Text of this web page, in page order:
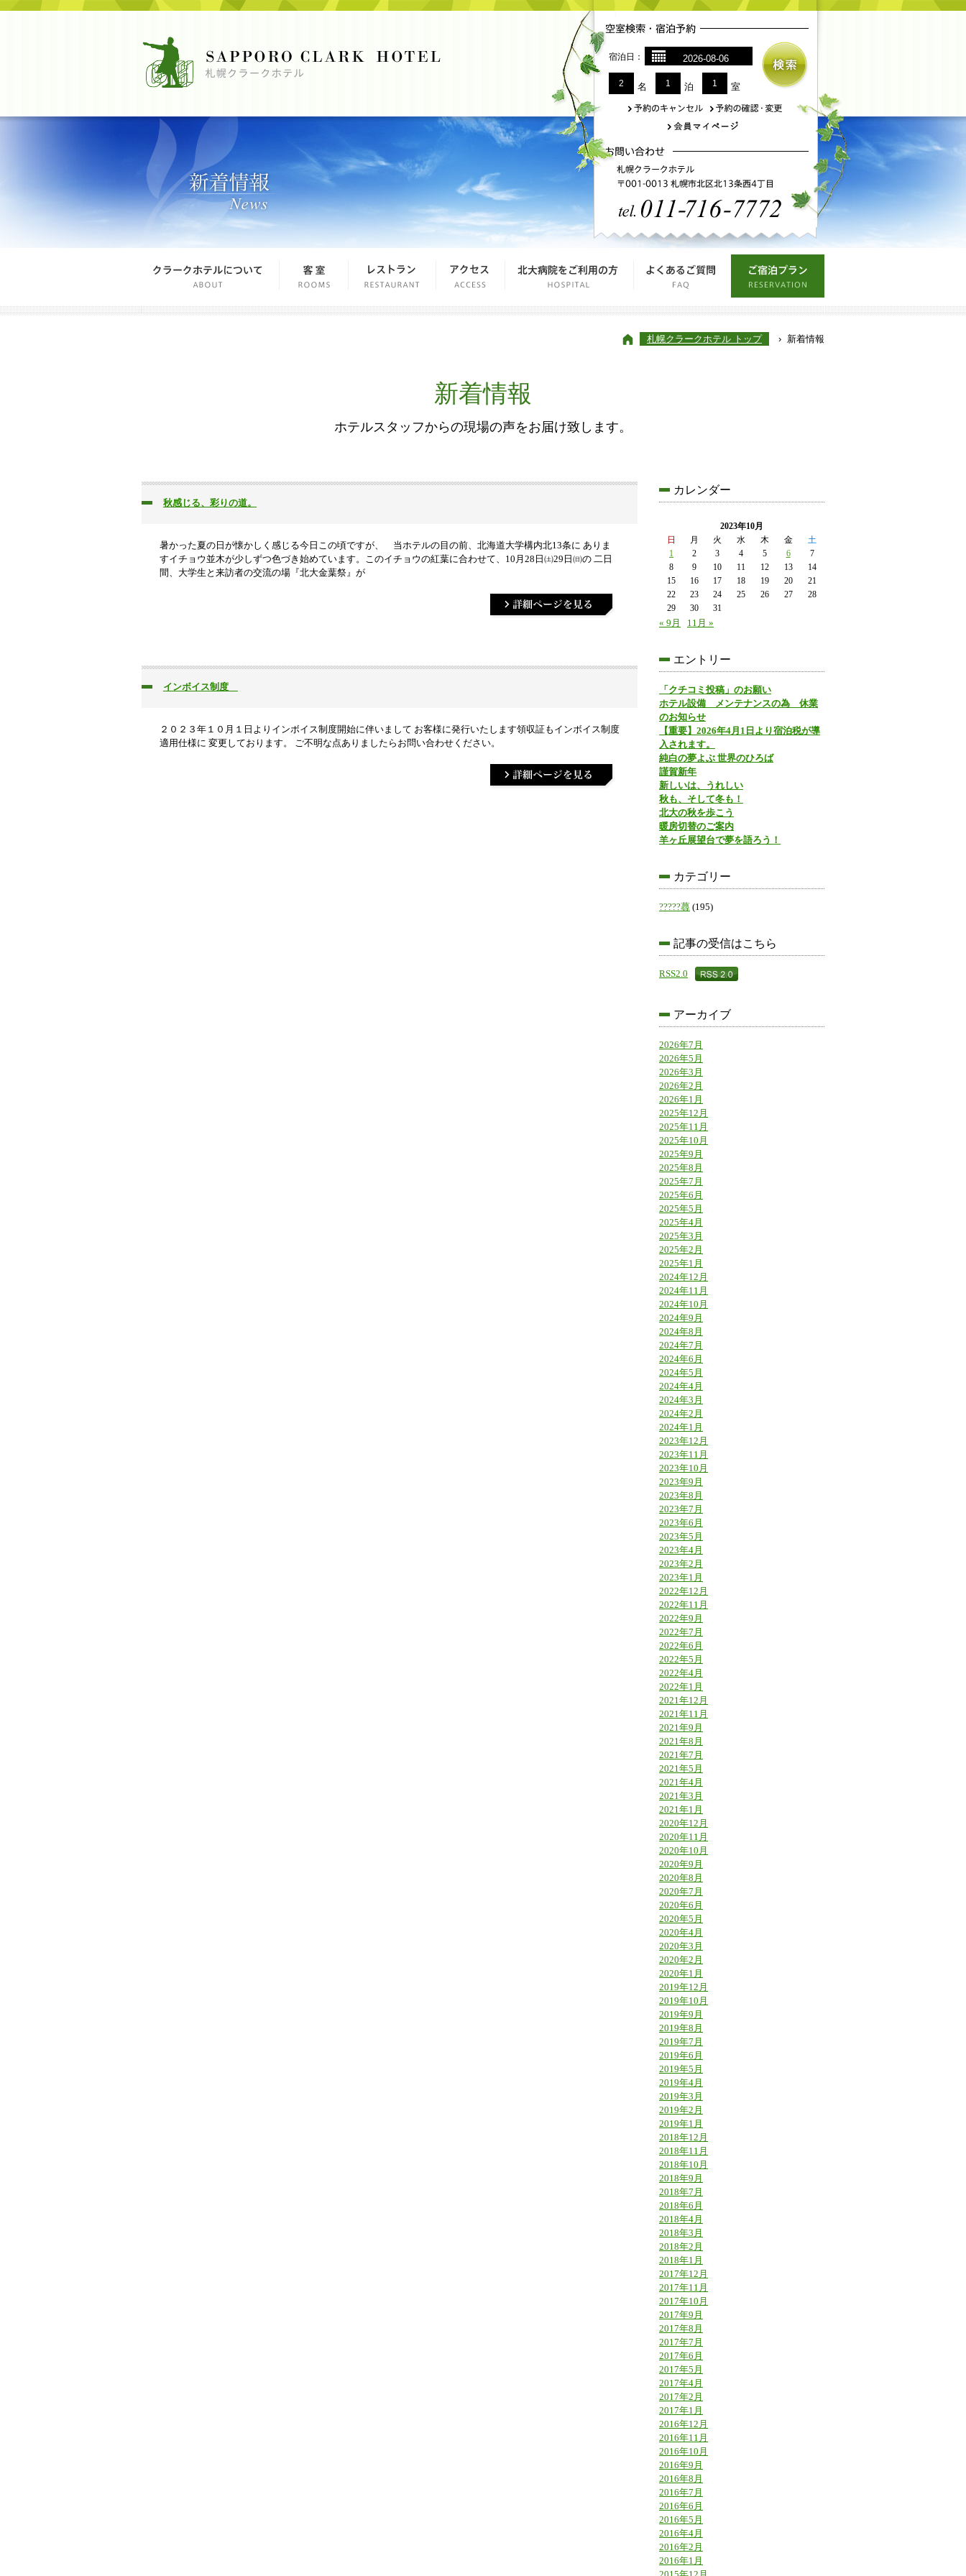
宿泊日：
2 名 1 泊 1 室
札幌クラークホテル トップ › 新着情報
新着情報
ホテルスタッフからの現場の声をお届け致します。
秋感じる、彩りの道。
暑かった夏の日が懐かしく感じる今日この頃ですが、 当ホテルの目の前、北海道大学構内北13条に ありま
すイチョウ並木が少しずつ色づき始めています。このイチョウの紅葉に合わせて、10月28日㈯29日㈰の 二日
間、大学生と来訪者の交流の場『北大金葉祭』が
インボイス制度
２０２３年１０月１日よりインボイス制度開始に伴いまして お客様に発行いたします領収証もインボイス制度
適用仕様に 変更しております。 ご不明な点ありましたらお問い合わせください。
カレンダー
2023年10月
日
月 火 水 木 金
土
1
2 3 4 5 6
7
8
9 10 11 12 13
14
15
16 17 18 19 20
21
22
23 24 25 26 27
28
29
30 31
« 9月 11月 »
エントリー
「クチコミ投稿」のお願い
ホテル設備 メンテナンスの為 休業
のお知らせ
【重要】2026年4月1日より宿泊税が導
入されます。
純白の夢よぶ 世界のひろば
謹賀新年
新しいは、うれしい
秋も、そして冬も！
北大の秋を歩こう
暖房切替のご案内
羊ヶ丘展望台で夢を語ろう！
カテゴリー
?????蕁 (195)
記事の受信はこちら
RSS2.0
アーカイブ
2026年7月
2026年5月
2026年3月
2026年2月
2026年1月
2025年12月
2025年11月
2025年10月
2025年9月
2025年8月
2025年7月
2025年6月
2025年5月
2025年4月
2025年3月
2025年2月
2025年1月
2024年12月
2024年11月
2024年10月
2024年9月
2024年8月
2024年7月
2024年6月
2024年5月
2024年4月
2024年3月
2024年2月
2024年1月
2023年12月
2023年11月
2023年10月
2023年9月
2023年8月
2023年7月
2023年6月
2023年5月
2023年4月
2023年2月
2023年1月
2022年12月
2022年11月
2022年9月
2022年7月
2022年6月
2022年5月
2022年4月
2022年1月
2021年12月
2021年11月
2021年9月
2021年8月
2021年7月
2021年5月
2021年4月
2021年3月
2021年1月
2020年12月
2020年11月
2020年10月
2020年9月
2020年8月
2020年7月
2020年6月
2020年5月
2020年4月
2020年3月
2020年2月
2020年1月
2019年12月
2019年10月
2019年9月
2019年8月
2019年7月
2019年6月
2019年5月
2019年4月
2019年3月
2019年2月
2019年1月
2018年12月
2018年11月
2018年10月
2018年9月
2018年7月
2018年6月
2018年4月
2018年3月
2018年2月
2018年1月
2017年12月
2017年11月
2017年10月
2017年9月
2017年8月
2017年7月
2017年6月
2017年5月
2017年4月
2017年2月
2017年1月
2016年12月
2016年11月
2016年10月
2016年9月
2016年8月
2016年7月
2016年6月
2016年5月
2016年4月
2016年2月
2016年1月